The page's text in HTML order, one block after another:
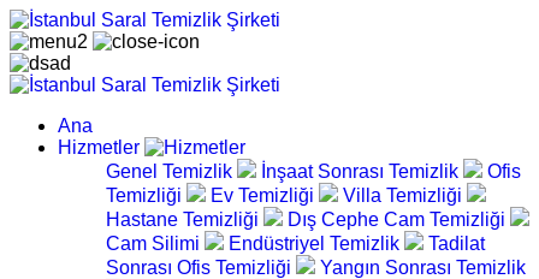
Ana
Hizmetler
Genel Temizlik
İnşaat Sonrası Temizlik
Ofis
Temizliği
Ev Temizliği
Villa Temizliği
Hastane Temizliği
Dış Cephe Cam Temizliği
Cam Silimi
Endüstriyel Temizlik
Tadilat
Sonrası Ofis Temizliği
Yangın Sonrası Temizlik